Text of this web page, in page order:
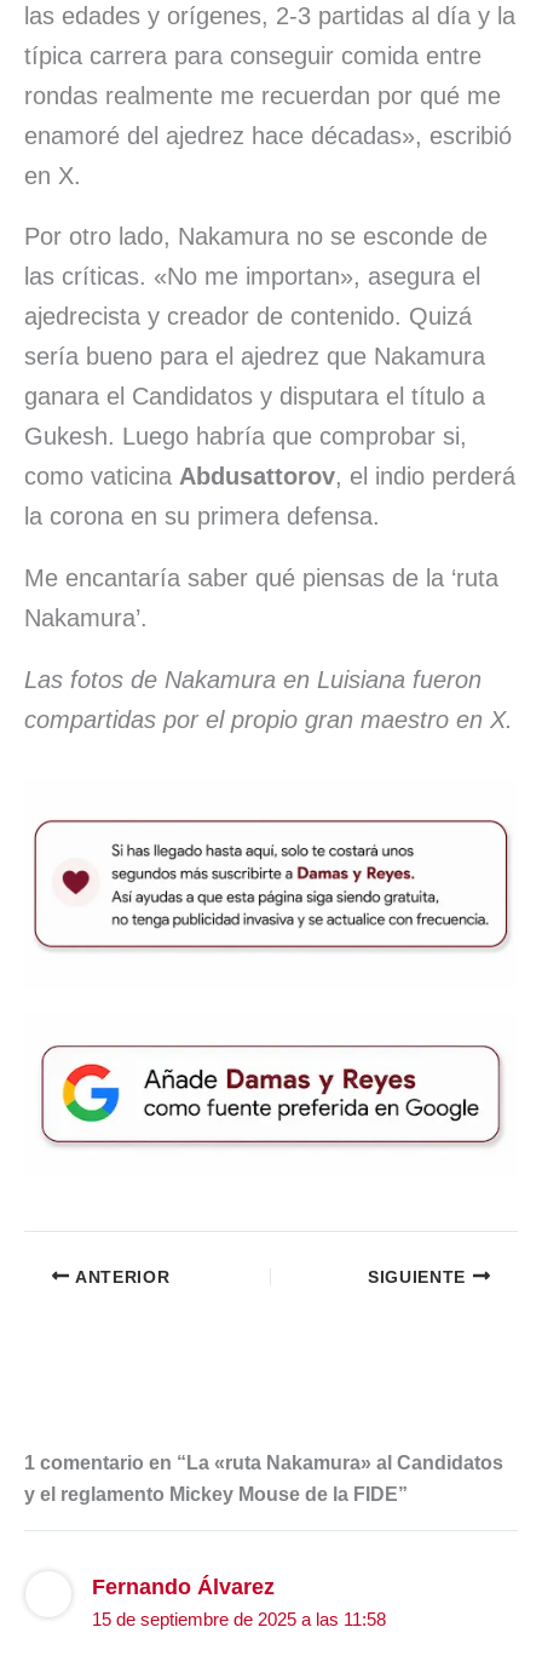
las edades y orígenes, 2-3 partidas al día y la
típica carrera para conseguir comida entre
rondas realmente me recuerdan por qué me
enamoré del ajedrez hace décadas», escribió
en X.
Por otro lado, Nakamura no se esconde de
las críticas. «No me importan», asegura el
ajedrecista y creador de contenido. Quizá
sería bueno para el ajedrez que Nakamura
ganara el Candidatos y disputara el título a
Gukesh. Luego habría que comprobar si,
como vaticina Abdusattorov, el indio perderá
la corona en su primera defensa.
Me encantaría saber qué piensas de la ‘ruta
Nakamura’.
Las fotos de Nakamura en Luisiana fueron
compartidas por el propio gran maestro en X.
ANTERIOR SIGUIENTE
1 comentario en “La «ruta Nakamura» al Candidatos
y el reglamento Mickey Mouse de la FIDE”
Fernando Álvarez
15 de septiembre de 2025 a las 11:58